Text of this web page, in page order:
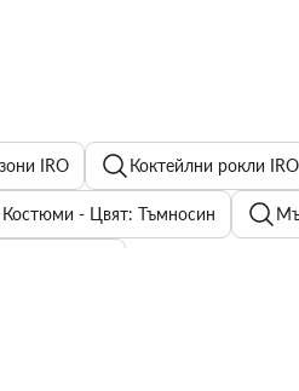
IRO Коктейлни рокли IRO
Костюми - Цвят: Тъмносин